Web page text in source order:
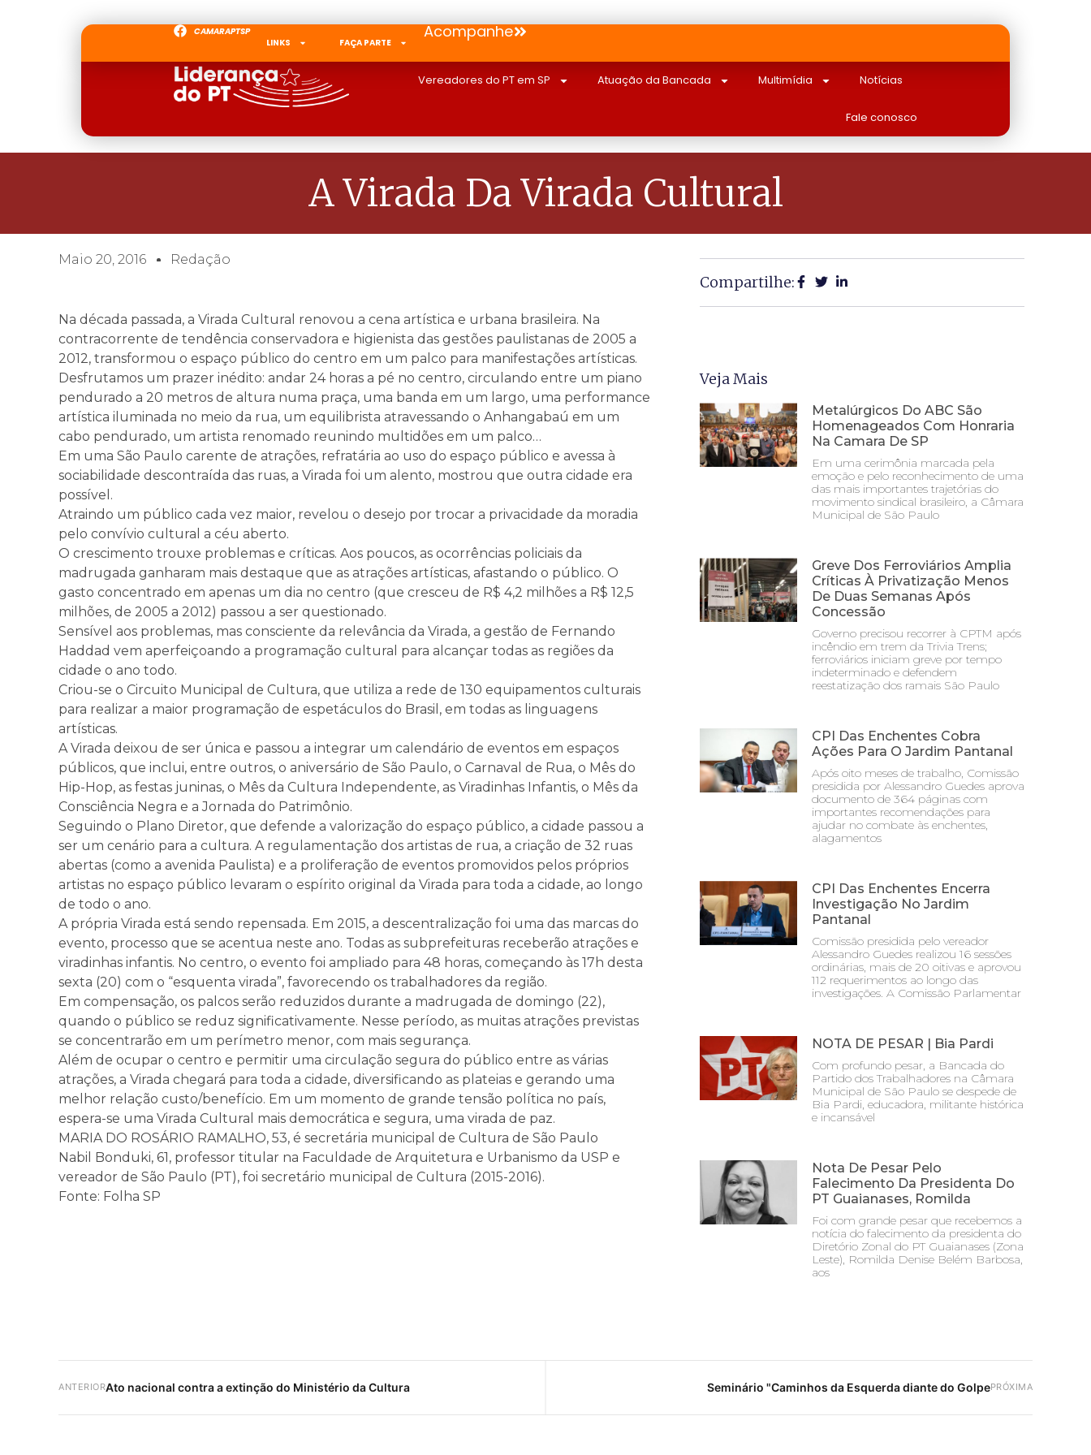
CAMARAPTSP
LINKS
FAÇA PARTE
Acompanhe
Vereadores do PT em SP Atuação da Bancada Multimídia Notícias
Fale conosco
A Virada Da Virada Cultural
Maio 20, 2016 Redação
Na década passada, a Virada Cultural renovou a cena artística e urbana brasileira. Na
contracorrente de tendência conservadora e higienista das gestões paulistanas de 2005 a
2012, transformou o espaço público do centro em um palco para manifestações artísticas.
Desfrutamos um prazer inédito: andar 24 horas a pé no centro, circulando entre um piano
pendurado a 20 metros de altura numa praça, uma banda em um largo, uma performance
artística iluminada no meio da rua, um equilibrista atravessando o Anhangabaú em um
cabo pendurado, um artista renomado reunindo multidões em um palco…
Em uma São Paulo carente de atrações, refratária ao uso do espaço público e avessa à
sociabilidade descontraída das ruas, a Virada foi um alento, mostrou que outra cidade era
possível.
Atraindo um público cada vez maior, revelou o desejo por trocar a privacidade da moradia
pelo convívio cultural a céu aberto.
O crescimento trouxe problemas e críticas. Aos poucos, as ocorrências policiais da
madrugada ganharam mais destaque que as atrações artísticas, afastando o público. O
gasto concentrado em apenas um dia no centro (que cresceu de R$ 4,2 milhões a R$ 12,5
milhões, de 2005 a 2012) passou a ser questionado.
Sensível aos problemas, mas consciente da relevância da Virada, a gestão de Fernando
Haddad vem aperfeiçoando a programação cultural para alcançar todas as regiões da
cidade o ano todo.
Criou-se o Circuito Municipal de Cultura, que utiliza a rede de 130 equipamentos culturais
para realizar a maior programação de espetáculos do Brasil, em todas as linguagens
artísticas.
A Virada deixou de ser única e passou a integrar um calendário de eventos em espaços
públicos, que inclui, entre outros, o aniversário de São Paulo, o Carnaval de Rua, o Mês do
Hip-Hop, as festas juninas, o Mês da Cultura Independente, as Viradinhas Infantis, o Mês da
Consciência Negra e a Jornada do Patrimônio.
Seguindo o Plano Diretor, que defende a valorização do espaço público, a cidade passou a
ser um cenário para a cultura. A regulamentação dos artistas de rua, a criação de 32 ruas
abertas (como a avenida Paulista) e a proliferação de eventos promovidos pelos próprios
artistas no espaço público levaram o espírito original da Virada para toda a cidade, ao longo
de todo o ano.
A própria Virada está sendo repensada. Em 2015, a descentralização foi uma das marcas do
evento, processo que se acentua neste ano. Todas as subprefeituras receberão atrações e
viradinhas infantis. No centro, o evento foi ampliado para 48 horas, começando às 17h desta
sexta (20) com o “esquenta virada”, favorecendo os trabalhadores da região.
Em compensação, os palcos serão reduzidos durante a madrugada de domingo (22),
quando o público se reduz significativamente. Nesse período, as muitas atrações previstas
se concentrarão em um perímetro menor, com mais segurança.
Além de ocupar o centro e permitir uma circulação segura do público entre as várias
atrações, a Virada chegará para toda a cidade, diversificando as plateias e gerando uma
melhor relação custo/benefício. Em um momento de grande tensão política no país,
espera-se uma Virada Cultural mais democrática e segura, uma virada de paz.
MARIA DO ROSÁRIO RAMALHO, 53, é secretária municipal de Cultura de São Paulo
Nabil Bonduki, 61, professor titular na Faculdade de Arquitetura e Urbanismo da USP e
vereador de São Paulo (PT), foi secretário municipal de Cultura (2015-2016).
Fonte: Folha SP
Compartilhe:
Veja Mais
Metalúrgicos Do ABC São
Homenageados Com Honraria
Na Camara De SP
Em uma cerimônia marcada pela
emoção e pelo reconhecimento de uma
das mais importantes trajetórias do
movimento sindical brasileiro, a Câmara
Municipal de São Paulo
Greve Dos Ferroviários Amplia
Críticas À Privatização Menos
De Duas Semanas Após
Concessão
Governo precisou recorrer à CPTM após
incêndio em trem da Trivia Trens;
ferroviários iniciam greve por tempo
indeterminado e defendem
reestatização dos ramais São Paulo
CPI Das Enchentes Cobra
Ações Para O Jardim Pantanal
Após oito meses de trabalho, Comissão
presidida por Alessandro Guedes aprova
documento de 364 páginas com
importantes recomendações para
ajudar no combate às enchentes,
alagamentos
CPI Das Enchentes Encerra
Investigação No Jardim
Pantanal
Comissão presidida pelo vereador
Alessandro Guedes realizou 16 sessões
ordinárias, mais de 20 oitivas e aprovou
112 requerimentos ao longo das
investigações. A Comissão Parlamentar
NOTA DE PESAR | Bia Pardi
Com profundo pesar, a Bancada do
Partido dos Trabalhadores na Câmara
Municipal de São Paulo se despede de
Bia Pardi, educadora, militante histórica
e incansável
Nota De Pesar Pelo
Falecimento Da Presidenta Do
PT Guaianases, Romilda
Foi com grande pesar que recebemos a
notícia do falecimento da presidenta do
Diretório Zonal do PT Guaianases (Zona
Leste), Romilda Denise Belém Barbosa,
aos
ANTERIORAto nacional contra a extinção do Ministério da Cultura PRÓXIMA
Seminário "Caminhos da Esquerda diante do Golpe